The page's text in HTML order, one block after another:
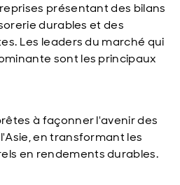
présentant des bilans
durables et des
Les leaders du marché qui
sont les principaux
à façonner l'avenir des
en transformant les
en rendements durables.